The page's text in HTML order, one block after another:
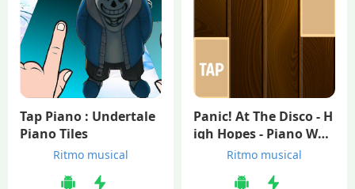
Tap Piano : Undertale
Piano Tiles
Ritmo musical
Panic! At The Disco - H
igh Hopes - Piano Woo
den TiRitmo musical